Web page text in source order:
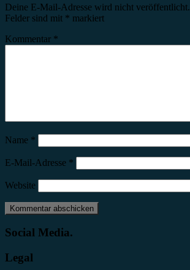
Deine E-Mail-Adresse wird nicht veröffentlicht.
Felder sind mit * markiert
Kommentar *
Name *
E-Mail-Adresse *
Website
Social Media.
Legal